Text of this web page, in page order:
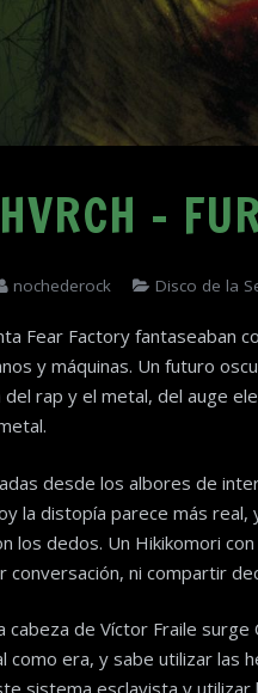
–
nochederock Disco de la
Fear Factory fantaseaban
y máquinas. Un futuro
del rap y el metal, del auge
desde los albores de
la distopía parece más real,
los dedos. Un Hikikomori
ni compartir
cabeza de Víctor Fraile
como era, y sabe utilizar